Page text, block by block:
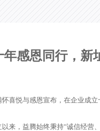
年感恩同行，
悦与感恩宣布，在企业成立
，益腾始终秉持“诚信经营、